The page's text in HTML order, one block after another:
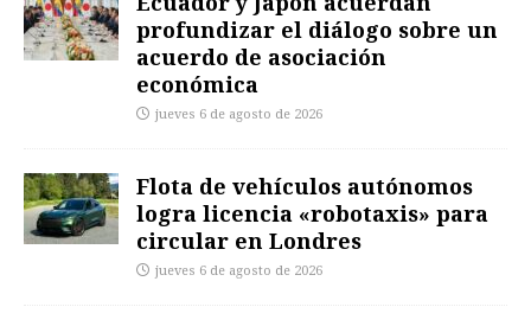
profundizar el diálogo sobre un
acuerdo de asociación
económica
jueves 6 de agosto de 2026
Flota de vehículos autónomos
logra licencia «robotaxis» para
circular en Londres
jueves 6 de agosto de 2026